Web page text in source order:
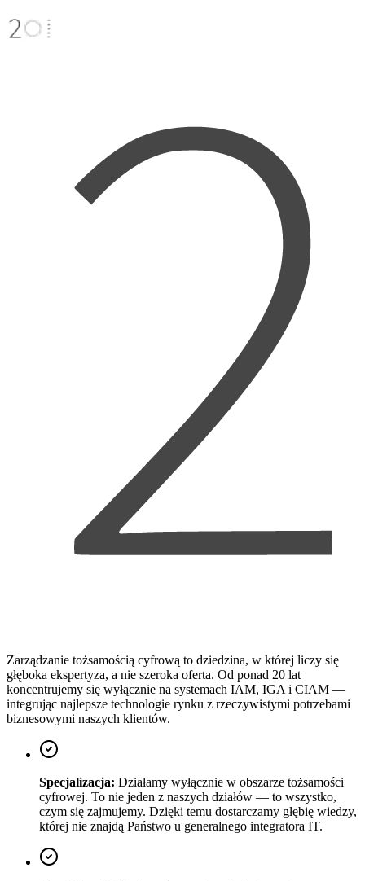
Zarządzanie tożsamością cyfrową to dziedzina, w której liczy się
głęboka ekspertyza, a nie szeroka oferta. Od ponad 20 lat
koncentrujemy się wyłącznie na systemach IAM, IGA i CIAM —
integrując najlepsze technologie rynku z rzeczywistymi potrzebami
biznesowymi naszych klientów.
Specjalizacja: Działamy wyłącznie w obszarze tożsamości
cyfrowej. To nie jeden z naszych działów — to wszystko,
czym się zajmujemy. Dzięki temu dostarczamy głębię wiedzy,
której nie znajdą Państwo u generalnego integratora IT.